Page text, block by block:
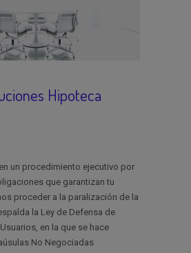
Hipoteca
un procedimiento ejecutivo por
que garantizan tu
proceder a la paralización de la
la Ley de Defensa de
en la que se hace
No Negociadas